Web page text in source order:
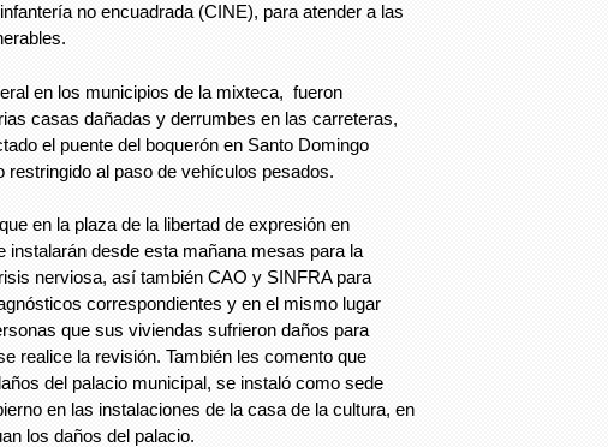
no encuadrada (CINE), para atender a las
en los municipios de la mixteca, fueron
casas dañadas y derrumbes en las carreteras,
el puente del boquerón en Santo Domingo
restringido al paso de vehículos pesados.
en la plaza de la libertad de expresión en
instalarán desde esta mañana mesas para la
nerviosa, así también CAO y SINFRA para
correspondientes y en el mismo lugar
que sus viviendas sufrieron daños para
realice la revisión. También les comento que
del palacio municipal, se instaló como sede
en las instalaciones de la casa de la cultura, en
los daños del palacio.